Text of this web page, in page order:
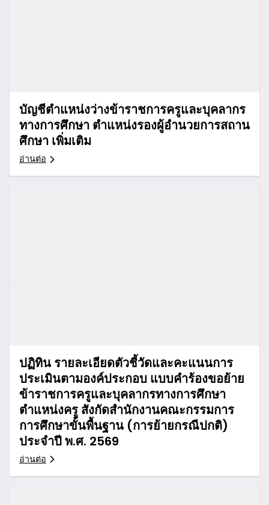
บัญชีตำแหน่งว่างข้าราชการครูและบุคลากร
ทางการศึกษา ตำแหน่งรองผู้อำนวยการสถาน
ศึกษา เพิ่มเติม
อ่านต่อ
ปฏิทิน รายละเอียดตัวชี้วัดและคะแนนการ
ประเมินตามองค์ประกอบ แบบคำร้องขอย้าย
ข้าราชการครูและบุคลากรทางการศึกษา
ตำแหน่งครู สังกัดสำนักงานคณะกรรมการ
การศึกษาขั้นพื้นฐาน (การย้ายกรณีปกติ)
ประจำปี พ.ศ. 2569
อ่านต่อ